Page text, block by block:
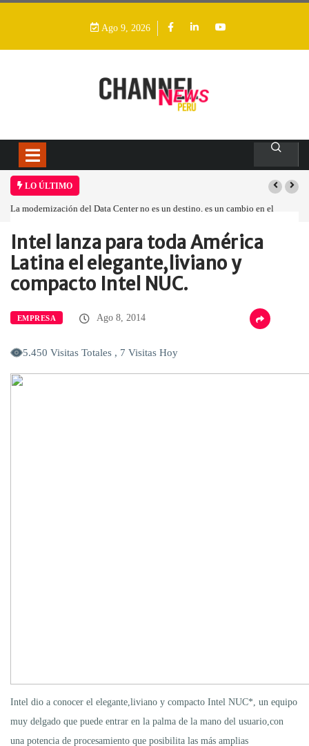
Ago 9, 2026
LO ÚLTIMO
es un cambio en el Los ingresos por semiconductores aumentarán
Home Empresa Intel lanza para…
Intel lanza para toda América
Latina el elegante,liviano y
compacto Intel NUC.
EMPRESA Ago 8, 2014
5.450 Visitas Totales , 7 Visitas Hoy
Intel dio a conocer el elegante,liviano y compacto Intel NUC*, un equipo
muy delgado que puede entrar en la palma de la mano del usuario,con
una potencia de procesamiento que posibilita las más amplias